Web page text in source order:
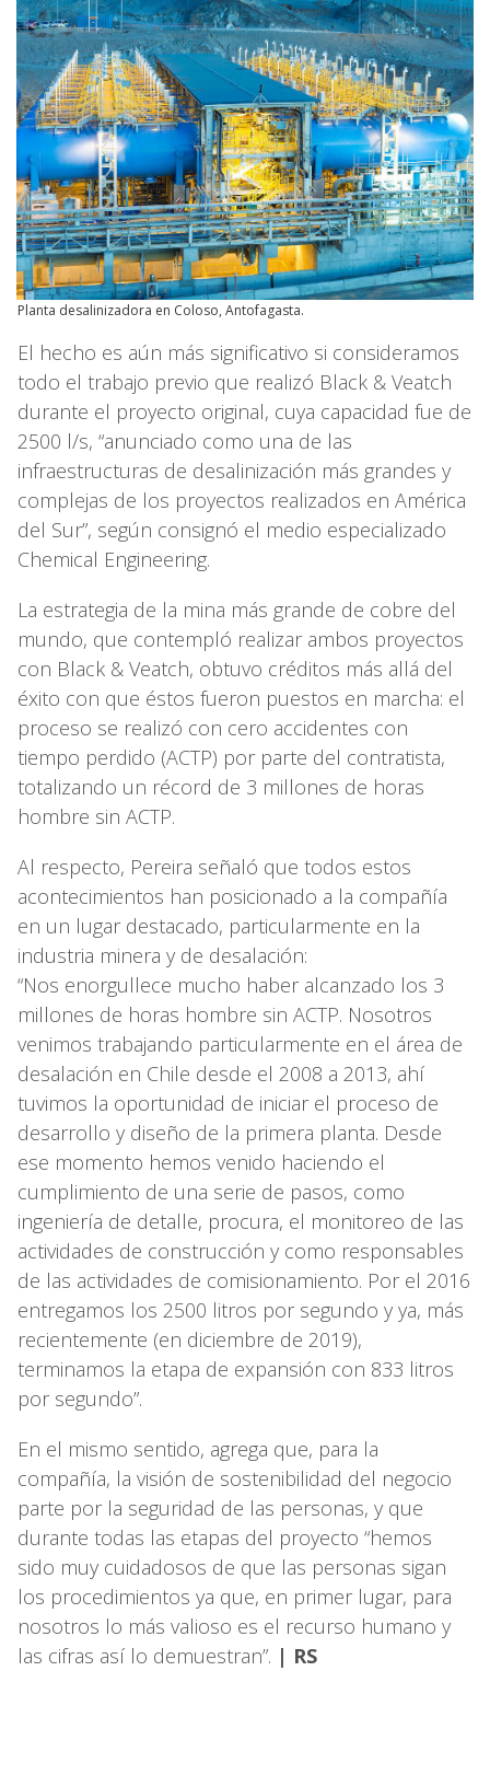
Planta desalinizadora en Coloso, Antofagasta.
El hecho es aún más significativo si consideramos
todo el trabajo previo que realizó Black & Veatch
durante el proyecto original, cuya capacidad fue de
2500 l/s, “anunciado como una de las
infraestructuras de desalinización más grandes y
complejas de los proyectos realizados en América
del Sur”, según consignó el medio especializado
Chemical Engineering.
La estrategia de la mina más grande de cobre del
mundo, que contempló realizar ambos proyectos
con Black & Veatch, obtuvo créditos más allá del
éxito con que éstos fueron puestos en marcha: el
proceso se realizó con cero accidentes con
tiempo perdido (ACTP) por parte del contratista,
totalizando un récord de 3 millones de horas
hombre sin ACTP.
Al respecto, Pereira señaló que todos estos
acontecimientos han posicionado a la compañía
en un lugar destacado, particularmente en la
industria minera y de desalación:
“Nos enorgullece mucho haber alcanzado los 3
millones de horas hombre sin ACTP. Nosotros
venimos trabajando particularmente en el área de
desalación en Chile desde el 2008 a 2013, ahí
tuvimos la oportunidad de iniciar el proceso de
desarrollo y diseño de la primera planta. Desde
ese momento hemos venido haciendo el
cumplimiento de una serie de pasos, como
ingeniería de detalle, procura, el monitoreo de las
actividades de construcción y como responsables
de las actividades de comisionamiento. Por el 2016
entregamos los 2500 litros por segundo y ya, más
recientemente (en diciembre de 2019),
terminamos la etapa de expansión con 833 litros
por segundo”.
En el mismo sentido, agrega que, para la
compañía, la visión de sostenibilidad del negocio
parte por la seguridad de las personas, y que
durante todas las etapas del proyecto “hemos
sido muy cuidadosos de que las personas sigan
los procedimientos ya que, en primer lugar, para
nosotros lo más valioso es el recurso humano y
las cifras así lo demuestran”. | RS